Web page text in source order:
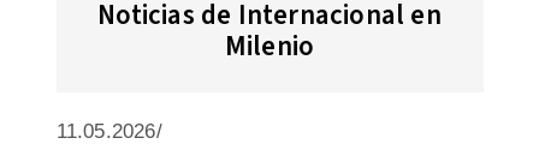
Noticias de Internacional en
Milenio
11.05.2026/